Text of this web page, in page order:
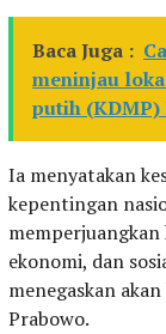
Baca Juga :
meninjau
putih (KDMP)
Ia menyatakan
kepentingan
ekonomi, dan
menegaskan
Prabowo.